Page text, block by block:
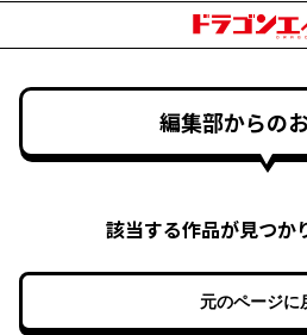
編集部からの
該当する作品が見つか
元のページに